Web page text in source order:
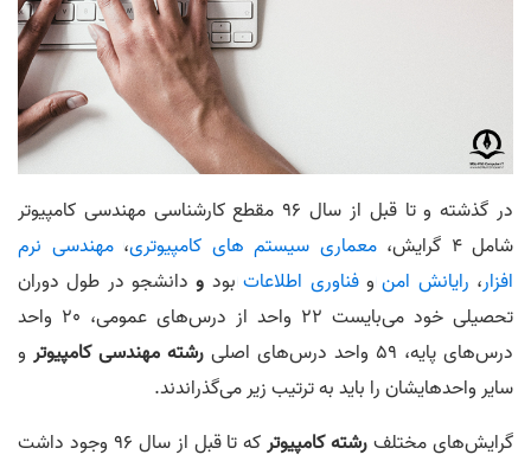
در گذشته و تا قبل از سال 96 مقطع کارشناسی مهندسی کامپیوتر
شامل 4 گرایش،
معماری سیستم های کامپیوتری،مهندسی نرم‌
افزار، رایانش امنوفناوری اطلاعاتبود ودانشجو در طول دوران
تحصیلی خود می‌بایست 22 واحد از درس‌های عمومی، 20 واحد
درس‌های پایه، 59 واحد درس‌های اصلی
رشته مهندسی کامپیوتر و
سایر واحدهایشان را باید به ترتیب زیر می‌گذراندند.
گرایش‌های مختلفرشته کامپیوتر
که تا قبل از سال 96 وجود داشت